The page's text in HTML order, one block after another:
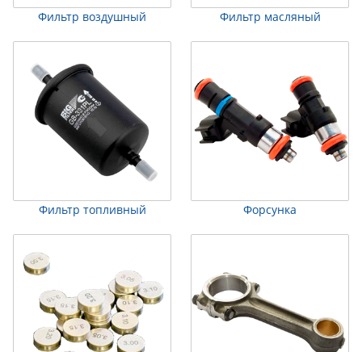
Фильтр воздушный Фильтр масляный
Фильтр топливный Форсунка